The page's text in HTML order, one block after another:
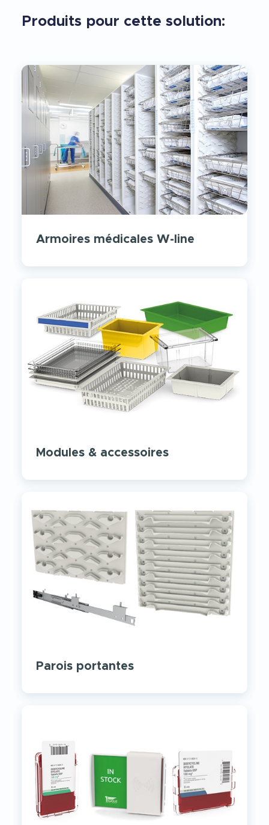
Produits pour cette solution:
Armoires médicales W-line
Modules & accessoires
Parois portantes